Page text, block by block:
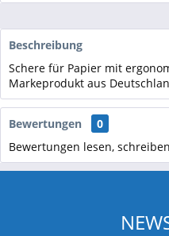
Beschreibung
Schere für Papier mit
Markeprodukt aus
Bewertungen
0
Bewertungen lesen,